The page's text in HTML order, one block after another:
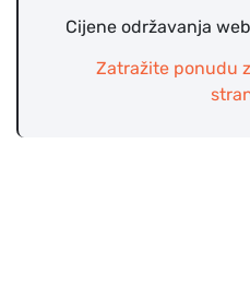
Cijene održavanja
Zatražite ponudu